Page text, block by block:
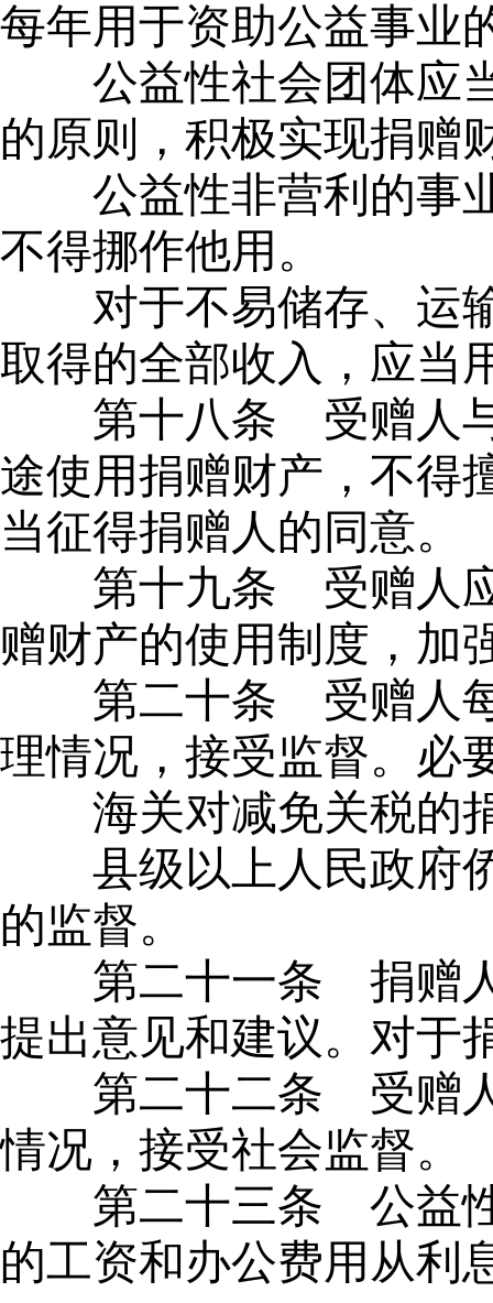
每年用于资助公益事业
公益性社会团体应
的原则，积极实现捐赠
公益性非营利的事
不得挪作他用。
对于不易储存、运
取得的全部收入，应当
第十八条 受赠人
途使用捐赠财产，不得
当征得捐赠人的同意。
第十九条 受赠人
赠财产的使用制度，加
第二十条 受赠人
理情况，接受监督。必
海关对减免关税的
县级以上人民政府
的监督。
第二十一条 捐赠
提出意见和建议。对于
第二十二条 受赠
情况，接受社会监督。
第二十三条 公益
的工资和办公费用从利